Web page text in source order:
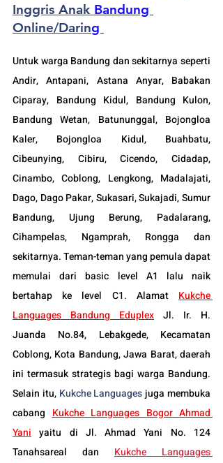
Inggris Anak Bandung
Online/Daring
Untuk warga Bandung dan sekitarnya seperti
Andir, Antapani, Astana Anyar, Babakan
Ciparay, Bandung Kidul, Bandung Kulon,
Bandung Wetan, Batununggal, Bojongloa
Kaler, Bojongloa Kidul, Buahbatu,
Cibeunying, Cibiru, Cicendo, Cidadap,
Cinambo, Coblong, Lengkong, Madalajati,
Dago, Dago Pakar, Sukasari, Sukajadi, Sumur
Bandung, Ujung Berung, Padalarang,
Cihampelas, Ngamprah, Rongga dan
sekitarnya. Teman-teman yang pemula dapat
memulai dari basic level A1 lalu naik
bertahap ke level C1. Alamat Kukche
Languages Bandung Eduplex Jl. Ir. H.
Juanda No.84, Lebakgede, Kecamatan
Coblong, Kota Bandung, Jawa Barat, daerah
ini termasuk strategis bagi warga Bandung.
Selain itu, Kukche Languages juga membuka
cabang Kukche Languages Bogor Ahmad
Yani yaitu di Jl. Ahmad Yani No. 124
Tanahsareal dan
Kukche Languages